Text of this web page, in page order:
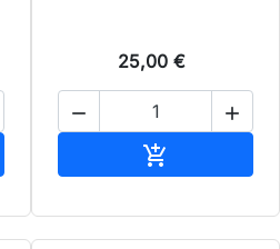
25,00 €
 
